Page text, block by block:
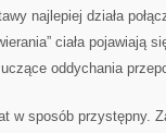
najlepiej działa
ciała pojawiają
oddychania
w sposób przystępny.